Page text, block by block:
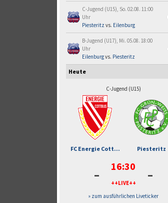
C-Jugend (U15), So. 02.08. 11:00
Uhr
Piesteritz vs. Eilenburg
B-Jugend (U17), Mi. 05.08. 18:00
Uhr
Eilenburgvs. Piesteritz
Heute
C-Jugend (U15)
FC Energie Cott... Piesteritz
- 16:30
++LIVE++ -
» zum ausführlichen Liveticker